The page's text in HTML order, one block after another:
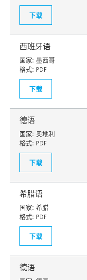
下载
西班牙语
国家: 墨西哥
格式: PDF
下载
德语
国家: 奥地利
格式: PDF
下载
希腊语
国家: 希腊
格式: PDF
下载
德语